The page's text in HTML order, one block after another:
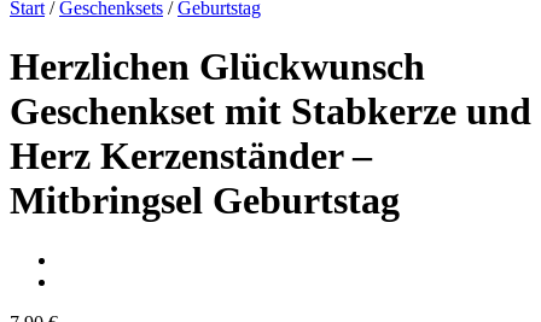
Start / Geschenksets / Geburtstag
Herzlichen Glückwunsch
Geschenkset mit Stabkerze und
Herz Kerzenständer –
Mitbringsel Geburtstag